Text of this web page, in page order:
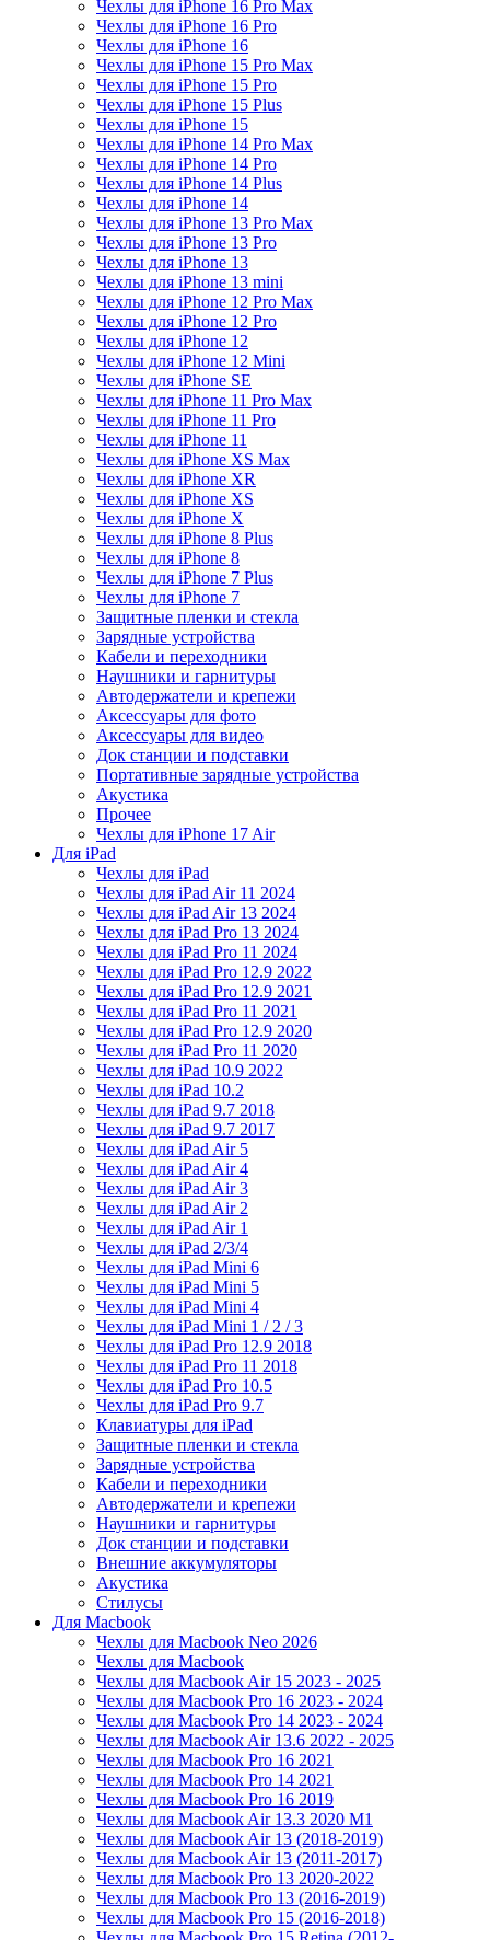
Чехлы для iPhone 16 Pro Max
Чехлы для iPhone 16 Pro
Чехлы для iPhone 16
Чехлы для iPhone 15 Pro Max
Чехлы для iPhone 15 Pro
Чехлы для iPhone 15 Plus
Чехлы для iPhone 15
Чехлы для iPhone 14 Pro Max
Чехлы для iPhone 14 Pro
Чехлы для iPhone 14 Plus
Чехлы для iPhone 14
Чехлы для iPhone 13 Pro Max
Чехлы для iPhone 13 Pro
Чехлы для iPhone 13
Чехлы для iPhone 13 mini
Чехлы для iPhone 12 Pro Max
Чехлы для iPhone 12 Pro
Чехлы для iPhone 12
Чехлы для iPhone 12 Mini
Чехлы для iPhone SE
Чехлы для iPhone 11 Pro Max
Чехлы для iPhone 11 Pro
Чехлы для iPhone 11
Чехлы для iPhone XS Max
Чехлы для iPhone XR
Чехлы для iPhone XS
Чехлы для iPhone X
Чехлы для iPhone 8 Plus
Чехлы для iPhone 8
Чехлы для iPhone 7 Plus
Чехлы для iPhone 7
Защитные пленки и стекла
Зарядные устройства
Кабели и переходники
Наушники и гарнитуры
Автодержатели и крепежи
Аксессуары для фото
Аксессуары для видео
Док станции и подставки
Портативные зарядные устройства
Акустика
Прочее
Чехлы для iPhone 17 Air
Для iPad
Чехлы для iPad
Чехлы для iPad Air 11 2024
Чехлы для iPad Air 13 2024
Чехлы для iPad Pro 13 2024
Чехлы для iPad Pro 11 2024
Чехлы для iPad Pro 12.9 2022
Чехлы для iPad Pro 12.9 2021
Чехлы для iPad Pro 11 2021
Чехлы для iPad Pro 12.9 2020
Чехлы для iPad Pro 11 2020
Чехлы для iPad 10.9 2022
Чехлы для iPad 10.2
Чехлы для iPad 9.7 2018
Чехлы для iPad 9.7 2017
Чехлы для iPad Air 5
Чехлы для iPad Air 4
Чехлы для iPad Air 3
Чехлы для iPad Air 2
Чехлы для iPad Air 1
Чехлы для iPad 2/3/4
Чехлы для iPad Mini 6
Чехлы для iPad Mini 5
Чехлы для iPad Mini 4
Чехлы для iPad Mini 1 / 2 / 3
Чехлы для iPad Pro 12.9 2018
Чехлы для iPad Pro 11 2018
Чехлы для iPad Pro 10.5
Чехлы для iPad Pro 9.7
Клавиатуры для iPad
Защитные пленки и стекла
Зарядные устройства
Кабели и переходники
Автодержатели и крепежи
Наушники и гарнитуры
Док станции и подставки
Внешние аккумуляторы
Акустика
Стилусы
Для Macbook
Чехлы для Macbook Neo 2026
Чехлы для Macbook
Чехлы для Macbook Air 15 2023 - 2025
Чехлы для Macbook Pro 16 2023 - 2024
Чехлы для Macbook Pro 14 2023 - 2024
Чехлы для Macbook Air 13.6 2022 - 2025
Чехлы для Macbook Pro 16 2021
Чехлы для Macbook Pro 14 2021
Чехлы для Macbook Pro 16 2019
Чехлы для Macbook Air 13.3 2020 M1
Чехлы для Macbook Air 13 (2018-2019)
Чехлы для Macbook Air 13 (2011-2017)
Чехлы для Macbook Pro 13 2020-2022
Чехлы для Macbook Pro 13 (2016-2019)
Чехлы для Macbook Pro 15 (2016-2018)